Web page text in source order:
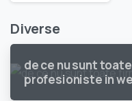
Diverse
de ce nu sunt
profesioniste in